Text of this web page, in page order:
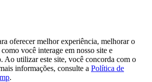
oferecer melhor experiência, melhorar o
você interage em nosso site e
Ao utilizar este site, você concorda com o
informações, consulte a Política de
.